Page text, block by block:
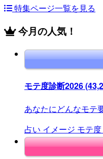
特集ページ一覧を見る
今月の人気！
モテ度診断2026
あなたにどんなモテ
占い イメージ モテ度